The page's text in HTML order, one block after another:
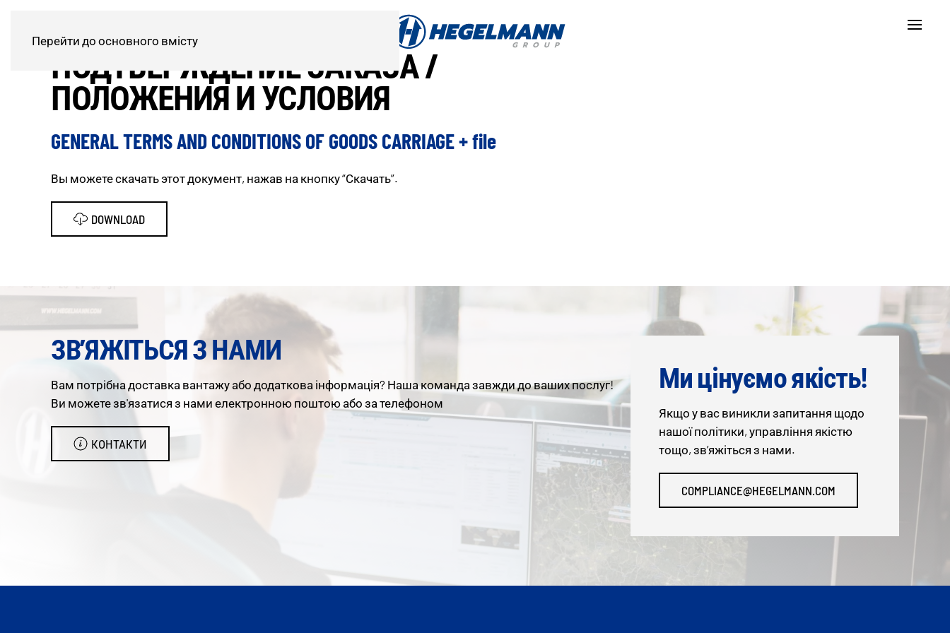
Перейти до основного вмісту
ПОДТВЕРЖДЕНИЕ ЗАКАЗА /
ПОЛОЖЕНИЯ И УСЛОВИЯ
GENERAL TERMS AND CONDITIONS OF GOODS CARRIAGE + file
Вы можете скачать этот документ, нажав на кнопку “Скачать”.
DOWNLOAD
ЗВ’ЯЖІТЬСЯ З НАМИ
Вам потрібнадоставка вантажу або додаткова інформація? Нашакоманда завждидовашихпослуг!
Ви можете зв'язатися з нами електронною поштою або за телефоном
КОНТАКТИ
Ми цінуємо якість!
Якщо у вас виникли запитання щодо
нашої політики, управління якістю
тощо, зв’яжіться з нами.
COMPLIANCE@HEGELMANN.COM